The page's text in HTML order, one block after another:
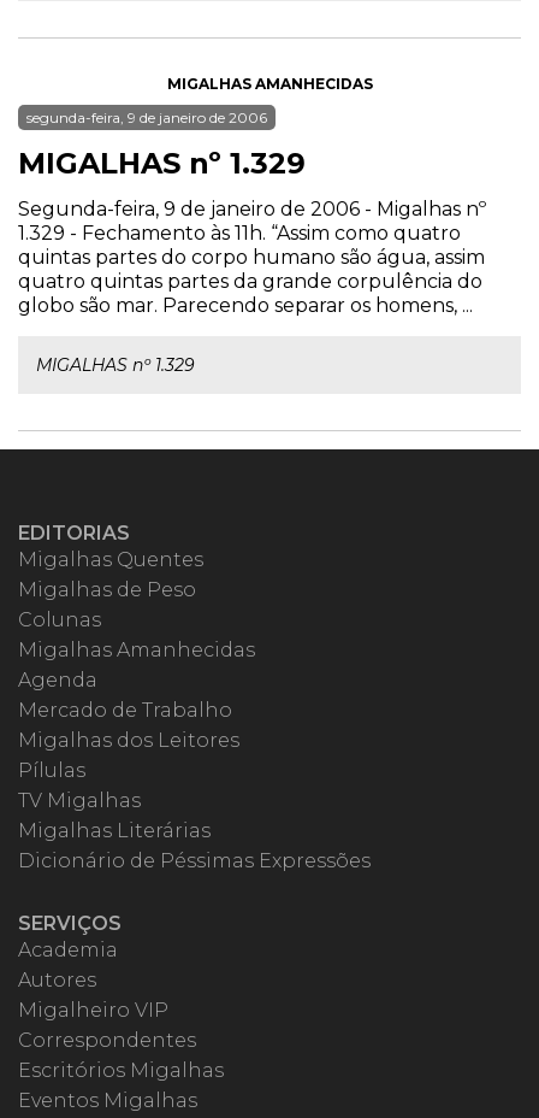
MIGALHAS AMANHECIDAS
segunda-feira, 9 de janeiro de 2006
MIGALHAS nº 1.329
Segunda-feira, 9 de janeiro de 2006 - Migalhas nº
1.329 - Fechamento às 11h. “Assim como quatro
quintas partes do corpo humano são água, assim
quatro quintas partes da grande corpulência do
globo são mar. Parecendo separar os homens, ...
MIGALHAS nº 1.329
EDITORIAS
Migalhas Quentes
Migalhas de Peso
Colunas
Migalhas Amanhecidas
Agenda
Mercado de Trabalho
Migalhas dos Leitores
Pílulas
TV Migalhas
Migalhas Literárias
Dicionário de Péssimas Expressões
SERVIÇOS
Academia
Autores
Migalheiro VIP
Correspondentes
Escritórios Migalhas
Eventos Migalhas